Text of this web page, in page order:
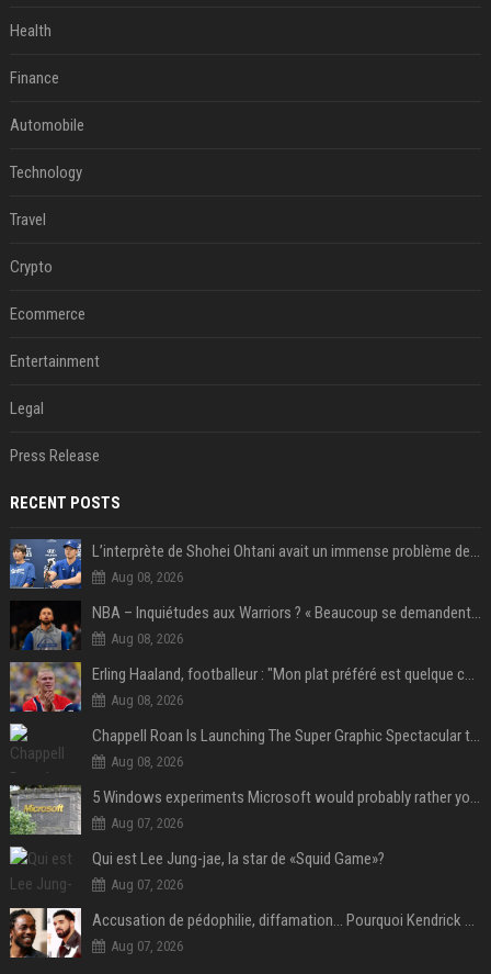
Health
Finance
Automobile
Technology
Travel
Crypto
Ecommerce
Entertainment
Legal
Press Release
RECENT POSTS
L’interprète de Shohei Ohtani avait un immense problème de jeu
Aug 08, 2026
NBA – Inquiétudes aux Warriors ? « Beaucoup se demandent si l’état d’esprit de Stephen Curry pourrait évoluer »
Aug 08, 2026
Erling Haaland, footballeur : "Mon plat préféré est quelque chose que je ne peux presque jamais manger. Mais je dois l'avouer, j'adore ça"
Aug 08, 2026
Chappell Roan Is Launching The Super Graphic Spectacular to Benefit Trans Youth & LGBTQ+ Communities
Aug 08, 2026
5 Windows experiments Microsoft would probably rather you forgot
Aug 07, 2026
Qui est Lee Jung-jae, la star de «Squid Game»?
Aug 07, 2026
Accusation de pédophilie, diffamation… Pourquoi Kendrick Lamar et Drake se clashent jusqu’au Super Bowl ?
Aug 07, 2026